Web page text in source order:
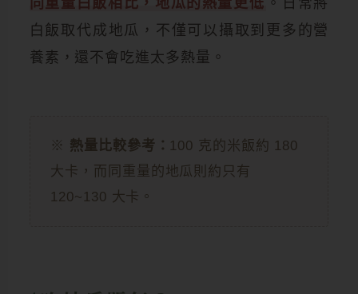
同重量白飯相比，地瓜的熱量更低 。日常將
白飯取代成地瓜，不僅可以攝取到更多的營
養素，還不會吃進太多熱量。
※ 熱量比較參考： 100 克的米飯約 180
大卡，而同重量的地瓜則約只有
120~130 大卡。